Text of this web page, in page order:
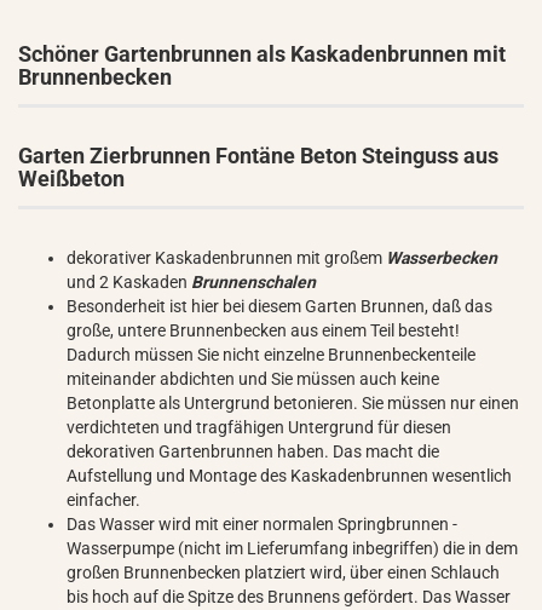
Schöner Gartenbrunnen als Kaskadenbrunnen mit
Brunnenbecken
Garten Zierbrunnen Fontäne Beton Steinguss aus
Weißbeton
dekorativer Kaskadenbrunnen mit großem Wasserbecken
und 2 Kaskaden Brunnenschalen
Besonderheit ist hier bei diesem Garten Brunnen, daß das
große, untere Brunnenbecken aus einem Teil besteht!
Dadurch müssen Sie nicht einzelne Brunnenbeckenteile
miteinander abdichten und Sie müssen auch keine
Betonplatte als Untergrund betonieren. Sie müssen nur einen
verdichteten und tragfähigen Untergrund für diesen
dekorativen Gartenbrunnen haben. Das macht die
Aufstellung und Montage des Kaskadenbrunnen wesentlich
einfacher.
Das Wasser wird mit einer normalen Springbrunnen -
Wasserpumpe (nicht im Lieferumfang inbegriffen) die in dem
großen Brunnenbecken platziert wird, über einen Schlauch
bis hoch auf die Spitze des Brunnens gefördert. Das Wasser